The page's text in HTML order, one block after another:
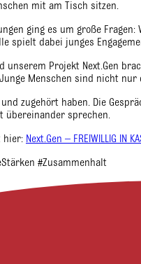
mit am Tisch sitzen.
ging es um große
spielt dabei junges
unserem Projekt Next.Gen
Menschen sind nicht
zugehört haben. Die
übereinander sprechen.
hier: Next.Gen – FREIWILLIG IN
#Zusammenhalt